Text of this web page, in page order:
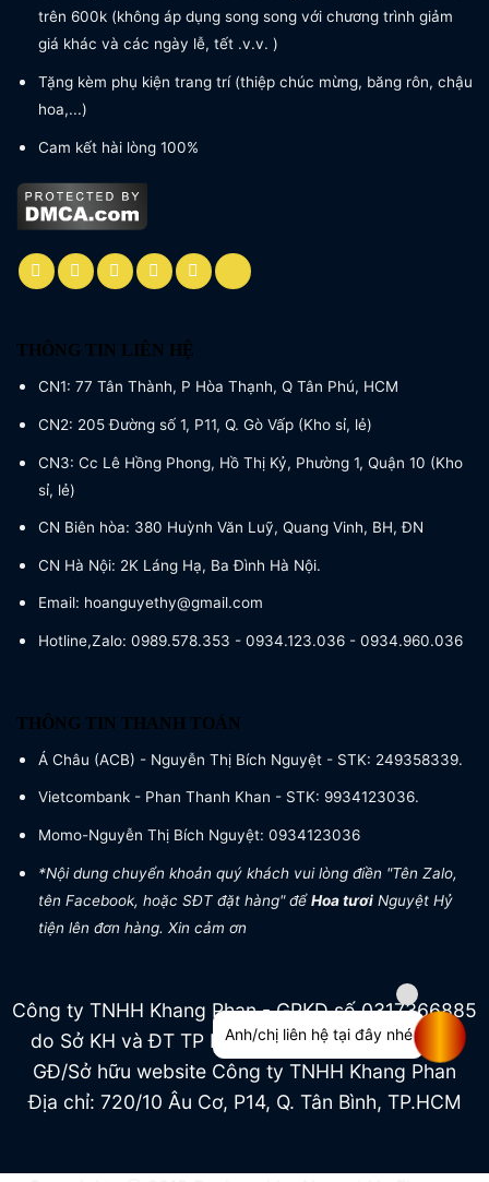
trên 600k (không áp dụng song song với chương trình giảm
giá khác và các ngày lễ, tết .v.v. )
Tặng kèm phụ kiện trang trí (thiệp chúc mừng, băng rôn, chậu
hoa,...)
Cam kết hài lòng 100%
THÔNG TIN LIÊN HỆ
CN1: 77 Tân Thành, P Hòa Thạnh, Q Tân Phú, HCM
CN2: 205 Đường số 1, P11, Q. Gò Vấp (Kho sỉ, lẻ)
CN3: Cc Lê Hồng Phong, Hồ Thị Kỷ, Phường 1, Quận 10 (Kho
sỉ, lẻ)
CN Biên hòa: 380 Huỳnh Văn Luỹ, Quang Vinh, BH, ĐN
CN Hà Nội: 2K Láng Hạ, Ba Đình Hà Nội.
Email: hoanguyethy@gmail.com
Hotline,Zalo: 0989.578.353 - 0934.123.036 - 0934.960.036
THÔNG TIN THANH TOÁN
Á Châu (ACB) - Nguyễn Thị Bích Nguyệt - STK: 249358339.
Vietcombank - Phan Thanh Khan - STK: 9934123036.
Momo-Nguyễn Thị Bích Nguyệt: 0934123036
*Nội dung chuyển khoản quý khách vui lòng điền "Tên Zalo,
tên Facebook, hoặc SĐT đặt hàng" đểHoa tươi Nguyệt Hỷ
tiện lên đơn hàng. Xin cảm ơn
Công ty TNHH Khang Phan - GPKD số 0317366885
do Sở KH và ĐT TP HCM cấp ngày 04/07/2022
GĐ/Sở hữu website Công ty TNHH Khang Phan
Địa chỉ: 720/10 Âu Cơ, P14, Q. Tân Bình, TP.HCM
Anh/chị liên hệ tại đây nhé